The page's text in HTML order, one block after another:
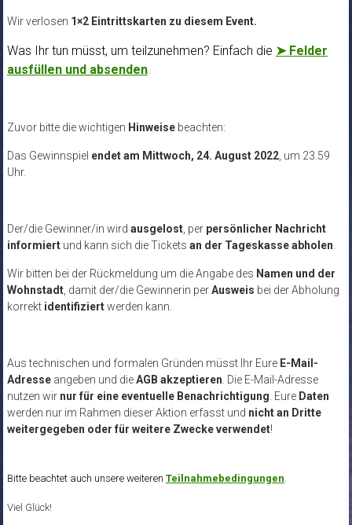
Wir verlosen 1×2 Eintrittskarten zu diesem Event.
Was Ihr tun müsst, um teilzunehmen? Einfach die ➤ Felder
ausfüllen und absenden.
Zuvor bitte die wichtigen Hinweise beachten:
Das Gewinnspiel endet am Mittwoch, 24. August 2022, um 23.59
Uhr.
Der/die Gewinner/in wird ausgelost, per persönlicher Nachricht
informiertund kann sich die Tickets an der Tageskasse abholen
Wir bitten bei der Rückmeldung um die Angabe des Namen und der
Wohnstadt, damit der/die Gewinnerin perAusweis bei der Abholung
korrekt identifiziertwerden kann.
Aus technischen und formalen Gründen müsst Ihr Eure E-Mail-
Adresseangeben und dieAGB akzeptieren . Die E-Mail-Adresse
nutzen wir nur für eine eventuelle Benachrichtigung . Eure Daten
werden nur im Rahmen dieser Aktion erfasst und nicht an Dritte
weitergegeben oder für weitere Zwecke verwendet!
Bitte beachtet auch unsere weiteren Teilnahmebedingungen
Viel Glück!